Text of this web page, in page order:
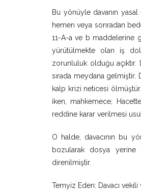
Bu yönüyle davanın yasal
hemen veya sonradan
11-A-a ve b maddelerine
yürütülmekte olan iş
zorunluluk olduğu
sırada meydana gelmiştir.
kalp krizi neticesi
iken, mahkemece;
reddine karar verilmesi
O halde, davacının bu
bozularak dosya yerine
direnilmiştir.
Temyiz Eden: Davacı vekili